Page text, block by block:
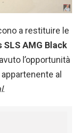
a restituire le
SLS AMG Black
l’opportunità
al
.